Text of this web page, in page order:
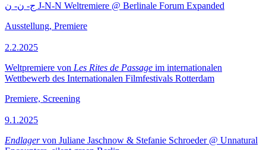
ج- ن- ن J-N-N Weltremiere @ Berlinale Forum Expanded
Ausstellung, Premiere
2.2.2025
Weltpremiere von Les Rites de Passage im internationalen
Wettbewerb des Internationalen Filmfestivals Rotterdam
Premiere, Screening
9.1.2025
Endlagervon Juliane Jaschnow & Stefanie Schroeder @ Unnatural